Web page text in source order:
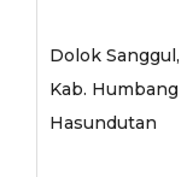
Dolok Sanggul,
Kab. Humbang
Hasundutan